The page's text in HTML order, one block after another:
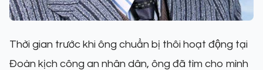
Thời gian trước khi ông chuẩn bị thôi hoạt động tại
Đoàn kịch công an nhân dân, ông đã tìm cho mình